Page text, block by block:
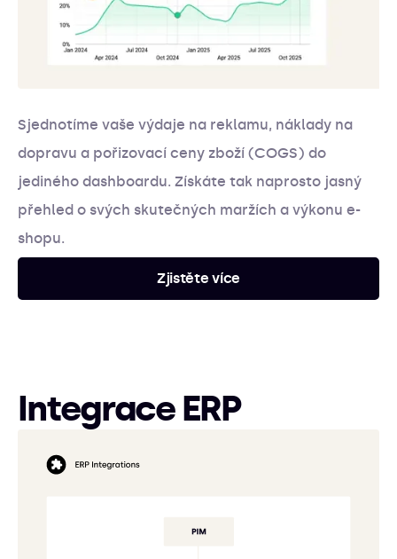
Sjednotíme vaše výdaje na reklamu, náklady na
dopravu a pořizovací ceny zboží (COGS) do
jediného dashboardu. Získáte tak naprosto jasný
přehled o svých skutečných maržích a výkonu e-
shopu.
Zjistěte více
Integrace ERP